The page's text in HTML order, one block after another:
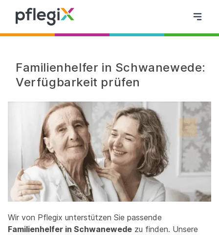
Familienhelfer in Schwanewede:
Verfügbarkeit prüfen
Wir von Pflegix unterstützen Sie passende
Familienhelfer in Schwanewede zu finden. Unsere